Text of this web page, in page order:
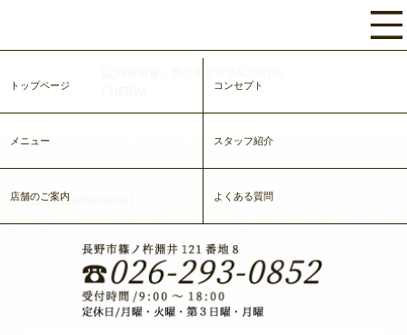
トップページ コンセプト
メニュー スタッフ紹介
店舗のご案内 よくある質問
ホーム>8119850426601
8119850426601